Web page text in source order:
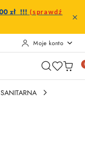
zł !!! (sprawdź
Moje konto